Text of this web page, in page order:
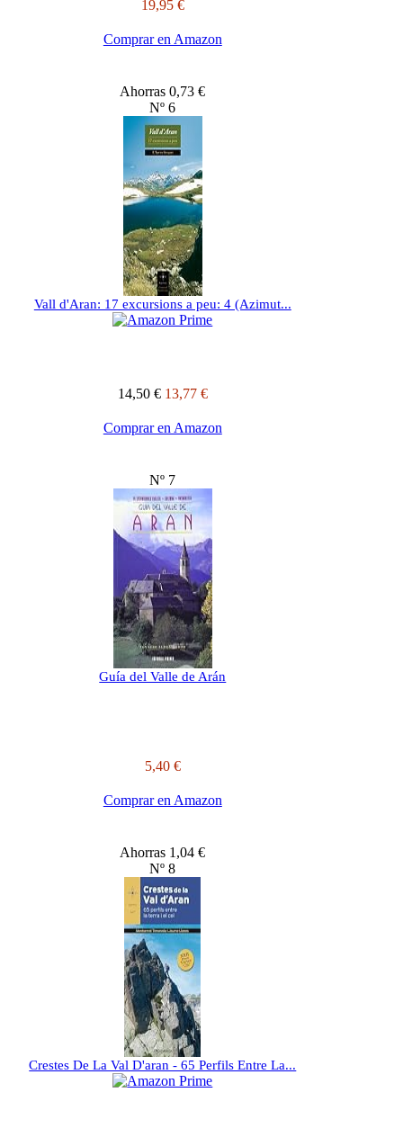
19,95 €
Comprar en Amazon
Ahorras 0,73 €
Nº 6
Vall d'Aran: 17 excursions a peu: 4 (Azimut...
14,50 € 13,77 €
Comprar en Amazon
Nº 7
Guía del Valle de Arán
5,40 €
Comprar en Amazon
Ahorras 1,04 €
Nº 8
Crestes De La Val D'aran - 65 Perfils Entre La...